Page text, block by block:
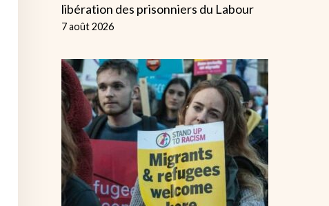
libération des prisonniers du Labour
7 août 2026